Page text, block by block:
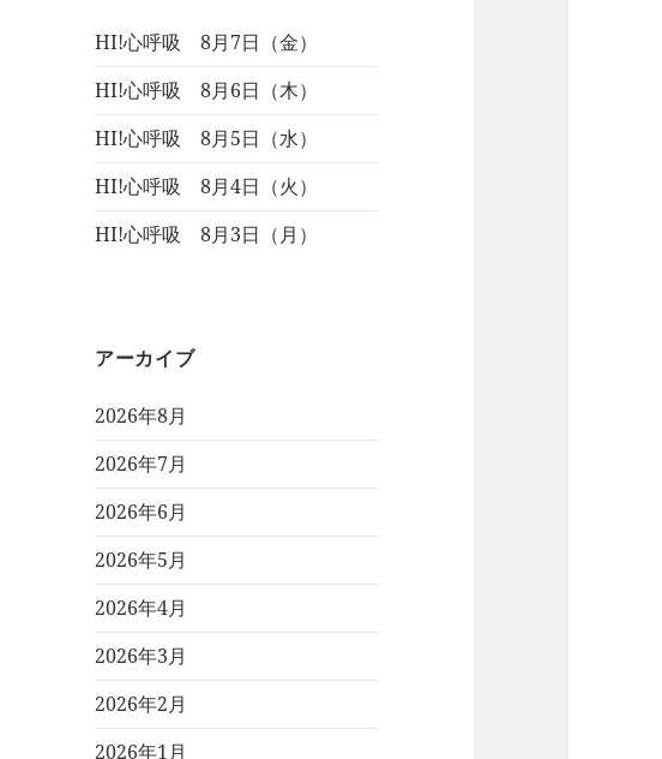
HI!心呼吸 8月7日（金）
HI!心呼吸 8月6日（木）
HI!心呼吸 8月5日（水）
HI!心呼吸 8月4日（火）
HI!心呼吸 8月3日（月）
アーカイブ
2026年8月
2026年7月
2026年6月
2026年5月
2026年4月
2026年3月
2026年2月
2026年1月